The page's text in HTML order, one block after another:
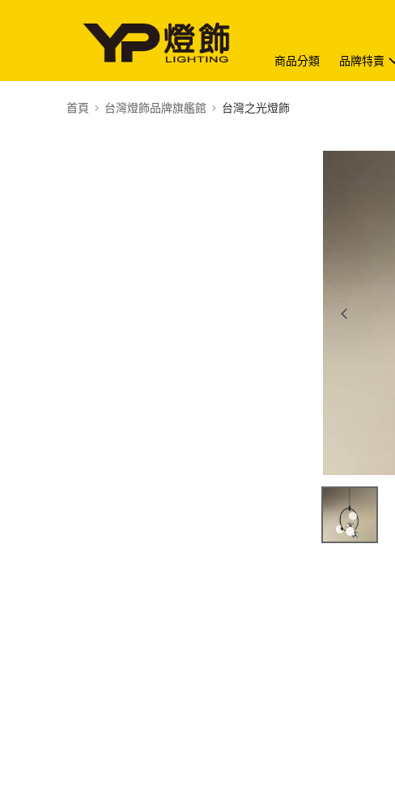
商品分類 品牌特賣
首頁 台灣燈飾品牌旗艦館 台灣之光燈飾